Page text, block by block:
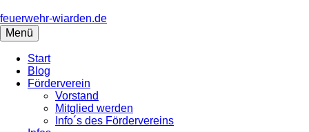
zum
Inhalt
feuerwehr-wiarden.de
Menü
Start
Blog
Förderverein
Vorstand
Mitglied werden
Info´s des Fördervereins